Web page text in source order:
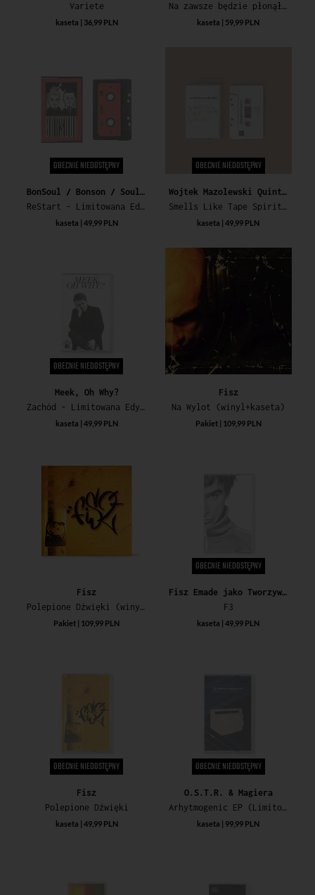
Variete
kaseta | 36,99 PLN
Na zawsze będzie płonął...
kaseta | 59,99 PLN
OBECNIE NIEDOSTĘPNY
BonSoul / Bonson / Soulpete
ReStart - Limitowana Edycja Specjalna
kaseta | 49,99 PLN
OBECNIE NIEDOSTĘPNY
Wojtek Mazolewski Quintet
Smells Like Tape Spirit (10th Anniversary Edition)
kaseta | 49,99 PLN
OBECNIE NIEDOSTĘPNY
Meek, Oh Why?
Zachód - Limitowana Edycja Specjalna
kaseta | 49,99 PLN
Fisz
Na Wylot (winyl+kaseta)
Pakiet | 109,99 PLN
Fisz
Polepione Dźwięki (winyl+kaseta)
Pakiet | 109,99 PLN
OBECNIE NIEDOSTĘPNY
Fisz Emade jako Tworzywo Sztuczne
F3
kaseta | 49,99 PLN
OBECNIE NIEDOSTĘPNY
Fisz
Polepione Dźwięki
kaseta | 49,99 PLN
OBECNIE NIEDOSTĘPNY
O.S.T.R. & Magiera
Arhytmogenic EP (Limitowana Edycja Specjalna)
kaseta | 99,99 PLN